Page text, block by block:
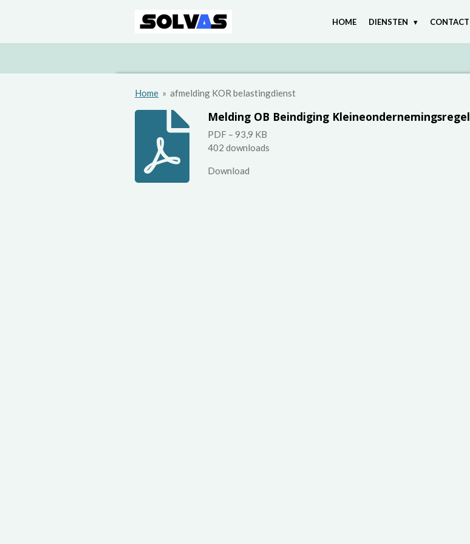
naar
hoofdinhoud
HOME DIENSTEN CONTACT
Home » afmelding KOR belastingdienst
Melding OB Beindiging Kleineondernemingsregel
PDF – 93,9 KB
402 downloads
Download